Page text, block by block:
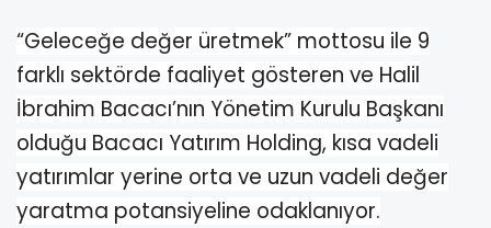
“Geleceğe değer üretmek” mottosu ile 9
farklı sektörde faaliyet gösteren ve Halil
İbrahim Bacacı’nın Yönetim Kurulu Başkanı
olduğu Bacacı Yatırım Holding, kısa vadeli
yatırımlar yerine orta ve uzun vadeli değer
yaratma potansiyeline odaklanıyor.